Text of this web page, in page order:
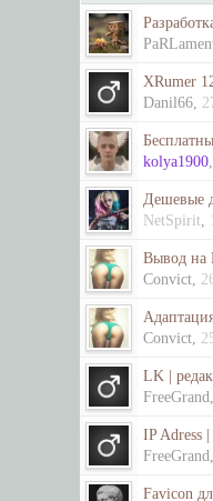
XRumer
Danil66,
kolya1900,
Дешевые
NetSpirit,
Вывод на
Convict,
Convict,
LK |
FreeGrand,
IP Adress
FreeGrand,
Favicon